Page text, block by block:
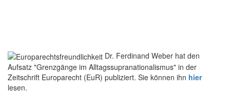
Dr. Ferdinand Weber hat den
Aufsatz "Grenzgänge im Alltagssupranationalismus" in der
Zeitschrift Europarecht (EuR) publiziert. Sie können ihn hier
lesen.